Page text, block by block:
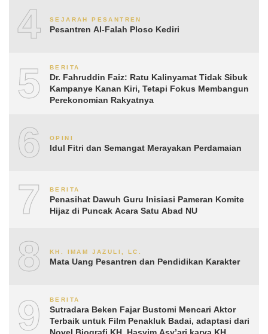
4 SEJARAH PESANTREN
Pesantren Al-Falah Ploso Kediri
5 BERITA
Dr. Fahruddin Faiz: Ratu Kalinyamat Tidak Sibuk
Kampanye Kanan Kiri, Tetapi Fokus Membangun
Perekonomian Rakyatnya
6 OPINI
Idul Fitri dan Semangat Merayakan Perdamaian
7 BERITA
Penasihat Dawuh Guru Inisiasi Pameran Komite
Hijaz di Puncak Acara Satu Abad NU
8 KH. IMAM JAZULI, LC.
Mata Uang Pesantren dan Pendidikan Karakter
9 BERITA
Sutradara Beken Fajar Bustomi Mencari Aktor
Terbaik untuk Film Penakluk Badai, adaptasi dari